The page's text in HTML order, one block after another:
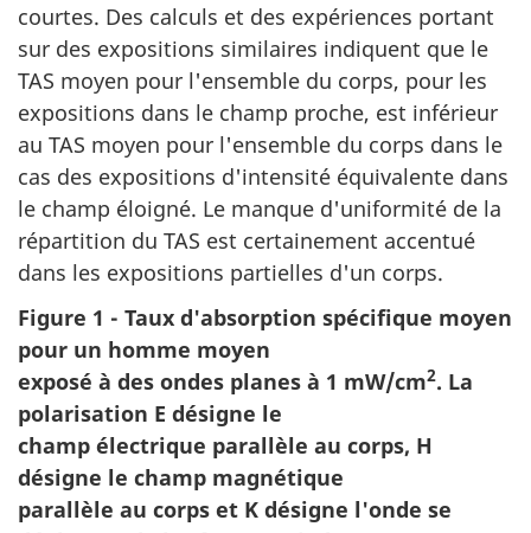
courtes. Des calculs et des expériences portant
sur des expositions similaires indiquent que le
TAS moyen pour l'ensemble du corps, pour les
expositions dans le champ proche, est inférieur
au TAS moyen pour l'ensemble du corps dans le
cas des expositions d'intensité équivalente dans
le champ éloigné. Le manque d'uniformité de la
répartition du TAS est certainement accentué
dans les expositions partielles d'un corps.
Figure 1 - Taux d'absorption spécifique moyen
pour un homme moyen
exposé à des ondes planes à 1 mW/cm2. La
polarisation E désigne le
champ électrique parallèle au corps, H
désigne le champ magnétique
parallèle au corps et K désigne l'onde se